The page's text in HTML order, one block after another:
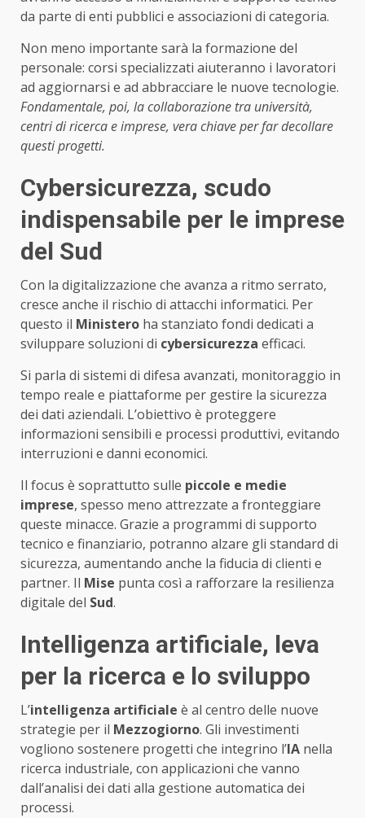
da parte di enti pubblici e associazioni di categoria.
Non meno importante sarà la formazione del
personale: corsi specializzati aiuteranno i lavoratori
ad aggiornarsi e ad abbracciare le nuove tecnologie.
Fondamentale, poi, la collaborazione tra università,
centri di ricerca e imprese, vera chiave per far decollare
questi progetti.
Cybersicurezza, scudo
indispensabile per le imprese
del Sud
Con la digitalizzazione che avanza a ritmo serrato,
cresce anche il rischio di attacchi informatici. Per
questo il Ministero ha stanziato fondi dedicati a
sviluppare soluzioni di cybersicurezza efficaci.
Si parla di sistemi di difesa avanzati, monitoraggio in
tempo reale e piattaforme per gestire la sicurezza
dei dati aziendali. L’obiettivo è proteggere
informazioni sensibili e processi produttivi, evitando
interruzioni e danni economici.
Il focus è soprattutto sulle piccole e medie
imprese, spesso meno attrezzate a fronteggiare
queste minacce. Grazie a programmi di supporto
tecnico e finanziario, potranno alzare gli standard di
sicurezza, aumentando anche la fiducia di clienti e
partner. Il Mise punta così a rafforzare la resilienza
digitale del Sud.
Intelligenza artificiale, leva
per la ricerca e lo sviluppo
L’intelligenza artificiale è al centro delle nuove
strategie per il Mezzogiorno. Gli investimenti
vogliono sostenere progetti che integrino l’IA nella
ricerca industriale, con applicazioni che vanno
dall’analisi dei dati alla gestione automatica dei
processi.